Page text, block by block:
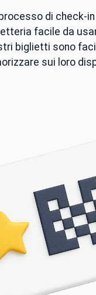
di check-
facile da
biglietti sono
sui loro